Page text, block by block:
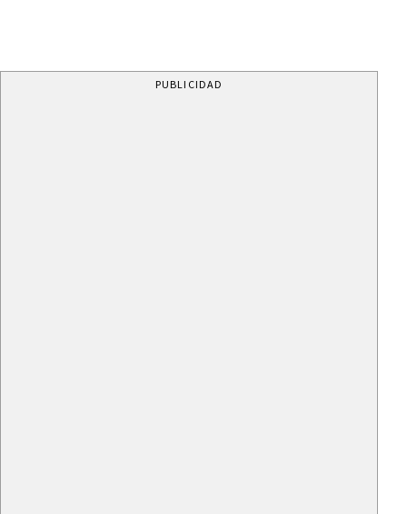
PUBLICIDAD